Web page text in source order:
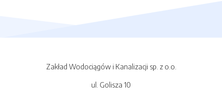
Zakład Wodociągów i Kanalizacji sp. z o.o.
ul. Golisza 10